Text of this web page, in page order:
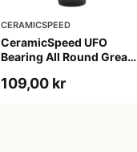
CERAMICSPEED
CeramicSpeed UFO
Bearing All Round Grease
109,00 kr